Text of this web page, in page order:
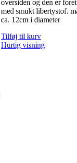
oversiden og den er foret
med smukt libertystof.
ca. 12cm i diameter
Tilføj til kurv
Hurtig visning